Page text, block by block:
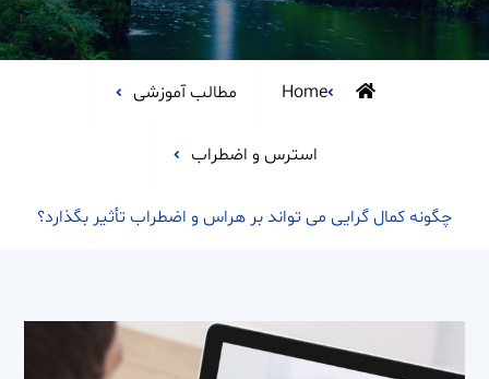
Home مطالب آموزشی
استرس و اضطراب
چگونه کمال گرایی می تواند بر هراس و اضطراب تأثیر بگذارد؟